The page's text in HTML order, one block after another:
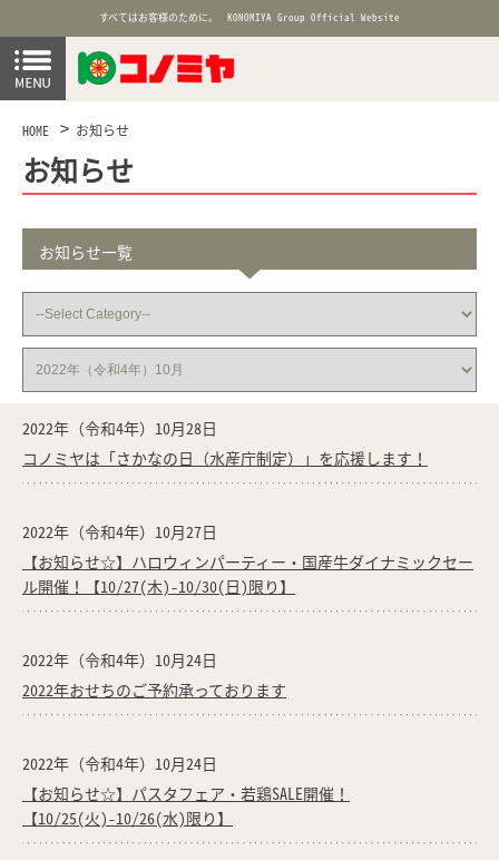
すべてはお客様のために。 KONOMIYA Group Official Website
HOME お知らせ
お知らせ
お知らせ一覧
2022年（令和4年）10月28日
コノミヤは「さかなの日（水産庁制定）」を応援します！
2022年（令和4年）10月27日
【お知らせ☆】ハロウィンパーティー・国産牛ダイナミックセー
ル開催！【10/27(木)-10/30(日)限り】
2022年（令和4年）10月24日
2022年おせちのご予約承っております
2022年（令和4年）10月24日
【お知らせ☆】パスタフェア・若鶏SALE開催！
【10/25(火)-10/26(水)限り】